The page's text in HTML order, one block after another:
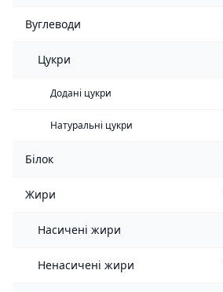
Вуглеводи
Цукри
Додані цукри
Натуральні цукри
Білок
Жири
Насичені жири
Ненасичені жири